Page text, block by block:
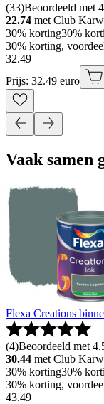
(33)Beoordeeld met
22.74 met Club
30% korting30%
30% korting,
32.49
Prijs: 32.49 euro
Vaak samen
Flexa Creations
(4)Beoordeeld met
30.44 met Club
30% korting30%
30% korting,
43.49